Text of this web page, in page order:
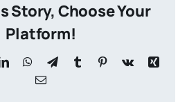
Story, Choose Your
Platform!
LinkedInWhatsApp
TelegramTumblr Pinterest
Vk
Xing
Correo